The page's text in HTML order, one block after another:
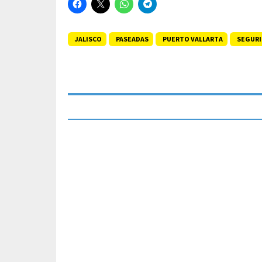
JALISCO PASEADAS PUERTO VALLARTA